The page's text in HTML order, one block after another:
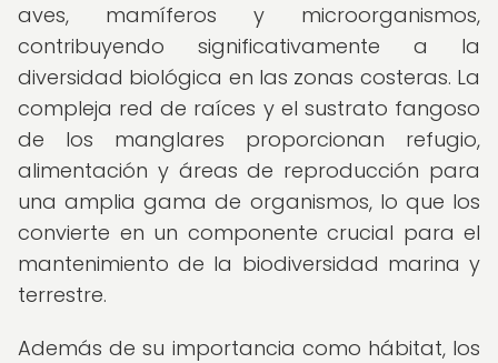
aves, mamíferos y microorganismos,
contribuyendo significativamente a la
diversidad biológica en las zonas costeras. La
compleja red de raíces y el sustrato fangoso
de los manglares proporcionan refugio,
alimentación y áreas de reproducción para
una amplia gama de organismos, lo que los
convierte en un componente crucial para el
mantenimiento de la biodiversidad marina y
terrestre.
Además de su importancia como hábitat, los